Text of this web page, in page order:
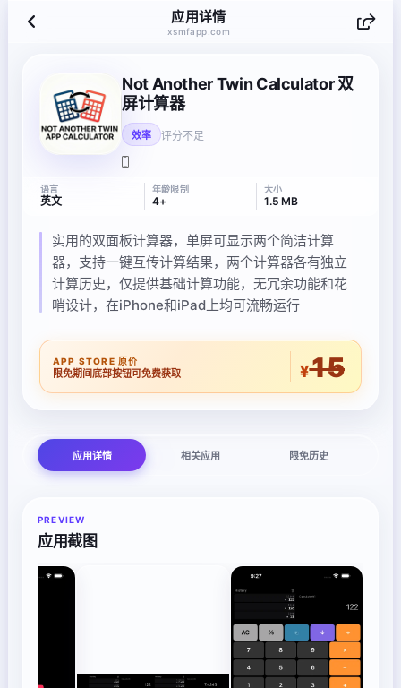
应用详情
xsmfapp.com
Not Another Twin Calculator 双
屏计算器
效率 评分不足
语言
英文
年龄限制
4+
大小
1.5 MB
实用的双面板计算器，单屏可显示两个简洁计算
器，支持一键互传计算结果，两个计算器各有独立
计算历史，仅提供基础计算功能，无冗余功能和花
哨设计，在iPhone和iPad上均可流畅运行
APP STORE 原价
限免期间底部按钮可免费获取 ¥15
应用详情 相关应用 限免历史
PREVIEW
应用截图